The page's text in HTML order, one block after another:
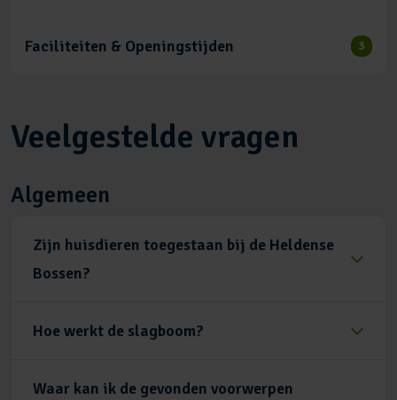
Faciliteiten & Openingstijden 3
Veelgestelde vragen
Algemeen
Zijn huisdieren toegestaan bij de Heldense
Bossen?
Hoe werkt de slagboom?
Waar kan ik de gevonden voorwerpen